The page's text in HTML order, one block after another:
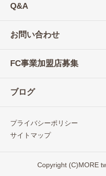
Q&A
お問い合わせ
FC事業加盟店募集
ブログ
プライバシーポリシー
サイトマップ
Copyright (C)MORE